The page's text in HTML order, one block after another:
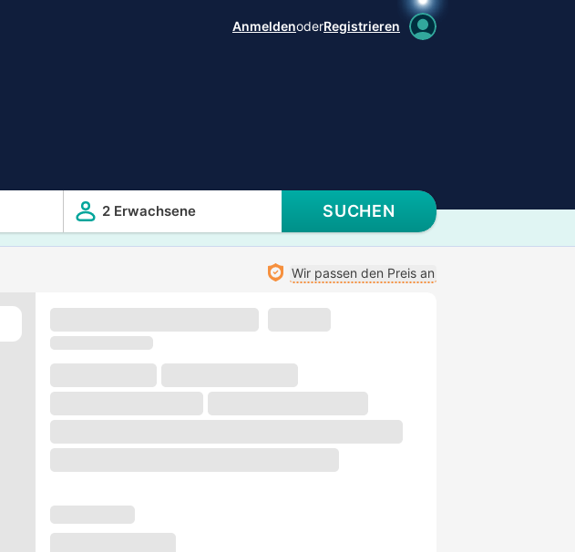
AnmeldenoderRegistrieren
2 Erwachsene SUCHEN
Wir passen den Preis an